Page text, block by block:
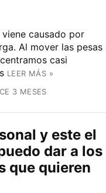
causado por
Al mover las pesas
casi
LEER MÁS »
3 MESES
y este el
dar a los
que quieren